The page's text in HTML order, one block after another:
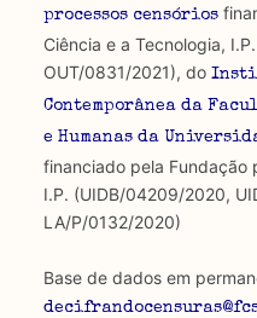
processos censórios
Ciência e a Tecnologia,
OUT/0831/2021), do
Contemporânea da
e Humanas da
financiado pela Fundação
I.P. (UIDB/04209/2020,
LA/P/0132/2020)
Base de dados em